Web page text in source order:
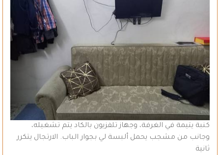
كنبة يتيمة في الغرفة، وجهاز تلفزيون بالكاد يتم تشغيله،
وجانب من مشجب يحمل ألبسة لي بجوار الباب. الارتجال يتكرر
ثانية